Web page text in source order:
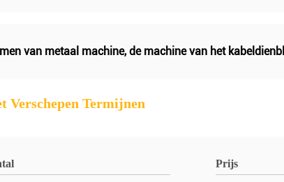
van metaal machine,de machine van het
Verschepen Termijnen
Prijs